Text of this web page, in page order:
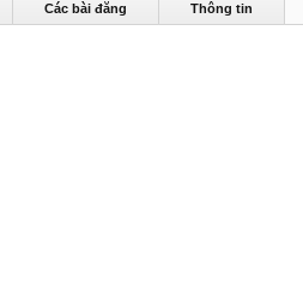
Các bài đăng Thông tin